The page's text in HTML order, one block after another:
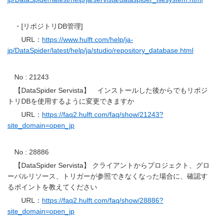
・[リポジトリDB管理]
URL： https://www.hulft.com/help/ja-
jp/DataSpider/latest/help/ja/studio/repository_database.html
No : 21243
【DataSpider Servista】 インストールした後からでもリポジ
トリDBを使用するように変更できますか
URL： https://faq2.hulft.com/faq/show/21243?
site_domain=open_jp
No : 28886
【DataSpider Servista】 クライアントからプロジェクト、グロ
ーバルリソース、トリガーが参照できなくなった場合に、確認す
るポイントを教えてください
URL： https://faq2.hulft.com/faq/show/28886?
site_domain=open_jp